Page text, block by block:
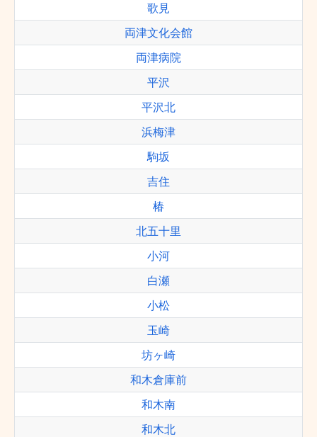
歌見
両津文化会館
両津病院
平沢
平沢北
浜梅津
駒坂
吉住
椿
北五十里
小河
白瀬
小松
玉崎
坊ヶ崎
和木倉庫前
和木南
和木北